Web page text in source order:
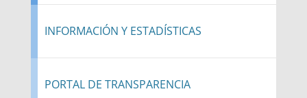
INFORMACIÓN Y ESTADÍSTICAS
PORTAL DE TRANSPARENCIA